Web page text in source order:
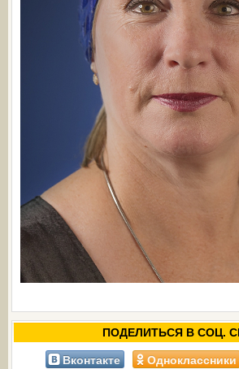
ПОДЕЛИТЬСЯ В СОЦ.
Вконтакте Одноклассники